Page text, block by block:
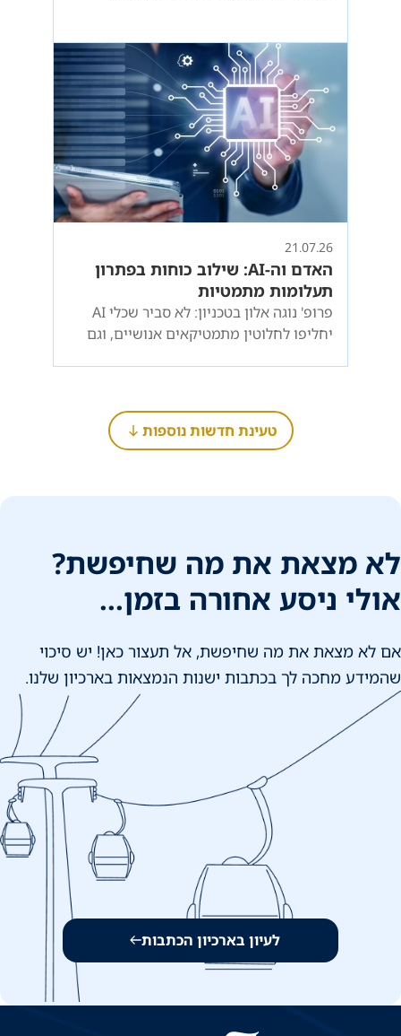
21.07.26
האדם וה-AI: שילוב כוחות בפתרון
תעלומות מתמטיות
פרופ' נוגה אלון בטכניון: לא סביר שכלי AI
יחליפו לחלוטין מתמטיקאים אנושיים, וגם
טעינת חדשות נוספות
לא מצאת את מה שחיפשת?
אולי ניסע אחורה בזמן...
אם לא מצאת את מה שחיפשת, אל תעצור כאן! יש סיכוי
שהמידע מחכה לך בכתבות ישנות הנמצאות בארכיון שלנו.
לעיון בארכיון הכתבות